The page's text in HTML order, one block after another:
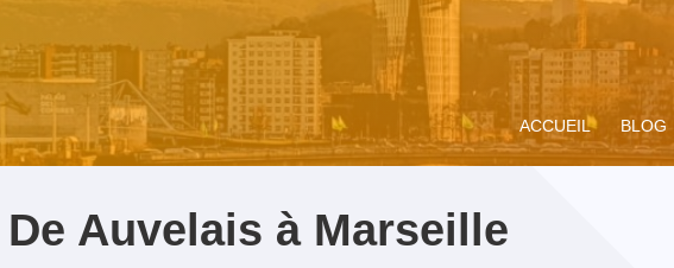
ACCUEIL BLOG
Auvelais à Marseille